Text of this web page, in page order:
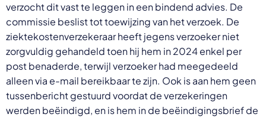
verzocht dit vast te leggen in een bindend advies. De
commissie beslist tot toewijzing van het verzoek. De
ziektekostenverzekeraar heeft jegens verzoeker niet
zorgvuldig gehandeld toen hij hem in 2024 enkel per
post benaderde, terwijl verzoeker had meegedeeld
alleen via e-mail bereikbaar te zijn. Ook is aan hem geen
tussenbericht gestuurd voordat de verzekeringen
werden beëindigd, en is hem in de beëindigingsbrief de